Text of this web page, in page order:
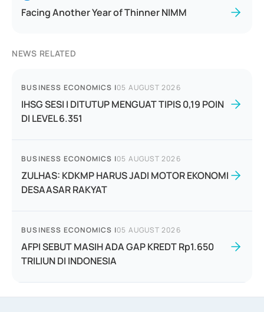
Facing Another Year of Thinner NIMM
NEWS RELATED
BUSINESS ECONOMICS |05 AUGUST 2026
IHSG SESI I DITUTUP MENGUAT TIPIS 0,19 POIN
DI LEVEL 6.351
BUSINESS ECONOMICS |05 AUGUST 2026
ZULHAS: KDKMP HARUS JADI MOTOR EKONOMI
DESAASAR RAKYAT
BUSINESS ECONOMICS |05 AUGUST 2026
AFPI SEBUT MASIH ADA GAP KREDT Rp1.650
TRILIUN DI INDONESIA